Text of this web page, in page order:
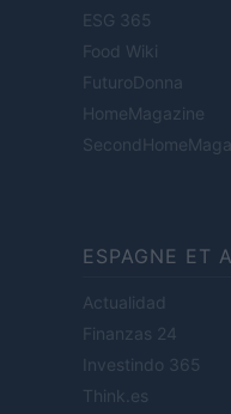
ESG 365
Food Wiki
FuturoDonna
HomeMagazine
ESPAGNE ET
Actualidad
Finanzas 24
Investindo 365
Think.es